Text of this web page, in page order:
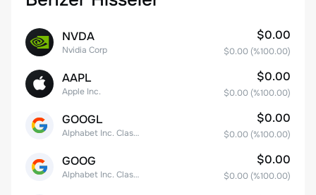
NVDA
Nvidia Corp
$0.00
$0.00 (%100.00)
AAPL
Apple Inc.
$0.00
$0.00 (%100.00)
GOOGL
Alphabet Inc. Class A Common Stock
$0.00
$0.00 (%100.00)
GOOG
Alphabet Inc. Class C Capital Stock
$0.00
$0.00 (%100.00)